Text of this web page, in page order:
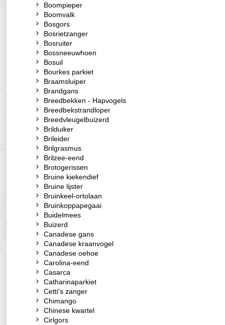
Boompieper
Boomvalk
Bosgors
Bosrietzanger
Bosruiter
Bossneeuwhoen
Bosuil
Bourkes parkiet
Braamsluiper
Brandgans
Breedbekken - Hapvogels
Breedbekstrandloper
Breedvleugelbuizerd
Brilduiker
Brileider
Brilgrasmus
Brilzee-eend
Brotogerissen
Bruine kiekendief
Bruine lijster
Bruinkeel-ortolaan
Bruinkoppapegaai
Buidelmees
Buizerd
Canadese gans
Canadese kraanvogel
Canadese oehoe
Carolina-eend
Casarca
Catharinaparkiet
Cetti's zanger
Chimango
Chinese kwartel
Cirlgors